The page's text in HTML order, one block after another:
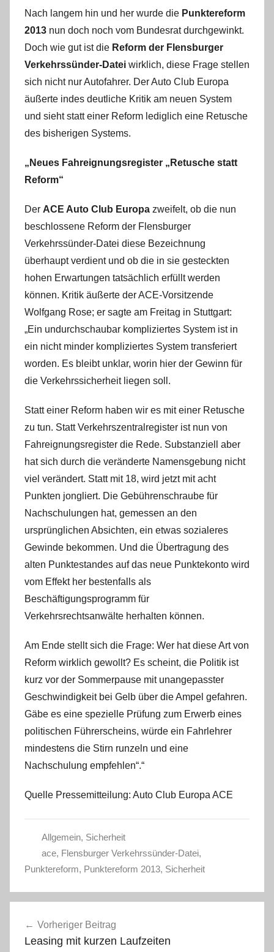
Nach langem hin und her wurde die Punktereform
2013 nun doch noch vom Bundesrat durchgewinkt.
Doch wie gut ist die Reform der Flensburger
Verkehrssünder-Datei wirklich, diese Frage stellen
sich nicht nur Autofahrer. Der Auto Club Europa
äußerte indes deutliche Kritik am neuen System
und sieht statt einer Reform lediglich eine Retusche
des bisherigen Systems.
„Neues Fahreignungsregister „Retusche statt
Reform“
Der ACE Auto Club Europa zweifelt, ob die nun
beschlossene Reform der Flensburger
Verkehrssünder-Datei diese Bezeichnung
überhaupt verdient und ob die in sie gesteckten
hohen Erwartungen tatsächlich erfüllt werden
können. Kritik äußerte der ACE-Vorsitzende
Wolfgang Rose; er sagte am Freitag in Stuttgart:
„Ein undurchschaubar kompliziertes System ist in
ein nicht minder kompliziertes System transferiert
worden. Es bleibt unklar, worin hier der Gewinn für
die Verkehrssicherheit liegen soll.
Statt einer Reform haben wir es mit einer Retusche
zu tun. Statt Verkehrszentralregister ist nun von
Fahreignungsregister die Rede. Substanziell aber
hat sich durch die veränderte Namensgebung nicht
viel verändert. Statt mit 18, wird jetzt mit acht
Punkten jongliert. Die Gebührenschraube für
Nachschulungen hat, gemessen an den
ursprünglichen Absichten, ein etwas sozialeres
Gewinde bekommen. Und die Übertragung des
alten Punktestandes auf das neue Punktekonto wird
vom Effekt her bestenfalls als
Beschäftigungsprogramm für
Verkehrsrechtsanwälte herhalten können.
Am Ende stellt sich die Frage: Wer hat diese Art von
Reform wirklich gewollt? Es scheint, die Politik ist
kurz vor der Sommerpause mit unangepasster
Geschwindigkeit bei Gelb über die Ampel gefahren.
Gäbe es eine spezielle Prüfung zum Erwerb eines
politischen Führerscheins, würde ein Fahrlehrer
mindestens die Stirn runzeln und eine
Nachschulung empfehlen“.“
Quelle Pressemitteilung: Auto Club Europa ACE
Allgemein, Sicherheit
ace, Flensburger Verkehrssünder-Datei,
Punktereform, Punktereform 2013, Sicherheit
Vorheriger Beitrag
Leasing mit kurzen Laufzeiten